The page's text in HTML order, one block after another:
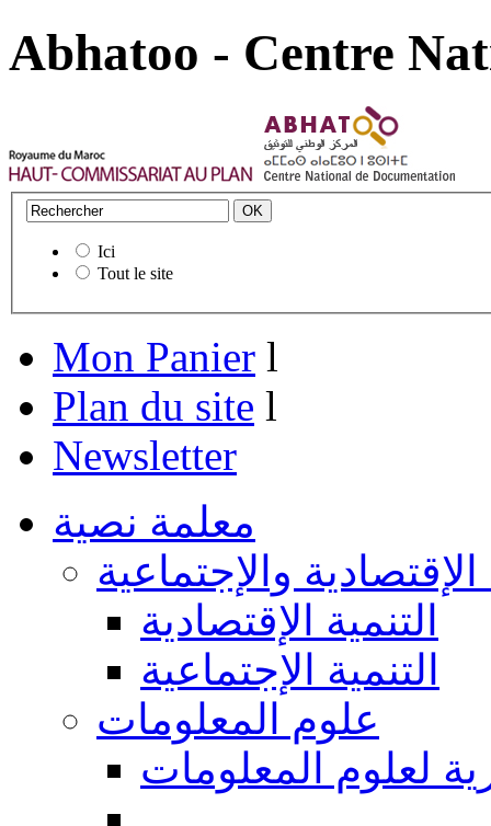
Abhatoo - Centre
Ici
Tout le site
Mon Panier l
Plan du site l
Newsletter
معلمة نصية
الإقتصادية والإجتماعية
التنمية الإقتصادية
التنمية الإجتماعية
علوم المعلومات
لعلوم المعلومات